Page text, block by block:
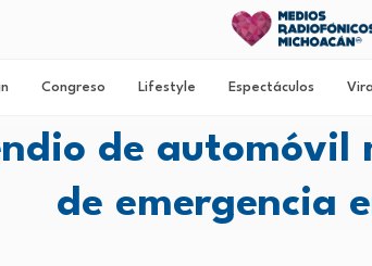
Congreso Lifestyle Espectáculos
de automóvil
de emergencia